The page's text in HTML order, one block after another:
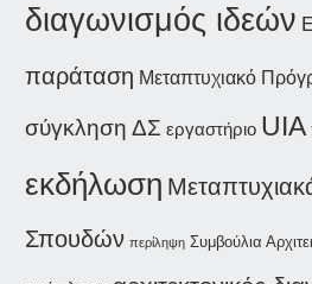
διαγωνισμός ιδεών
παράταση Μεταπτυχιακό
σύγκληση ΔΣ εργαστήριο UIA
εκδήλωση
Σπουδών περίληψη Συμβούλια